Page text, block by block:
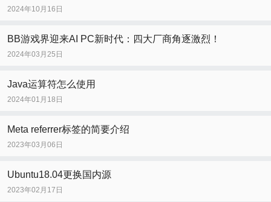
2024年10月16日
BB游戏界迎来AI PC新时代：四大厂商角逐激烈！
2024年03月25日
Java运算符怎么使用
2024年01月18日
Meta referrer标签的简要介绍
2023年03月06日
Ubuntu18.04更换国内源
2023年02月17日